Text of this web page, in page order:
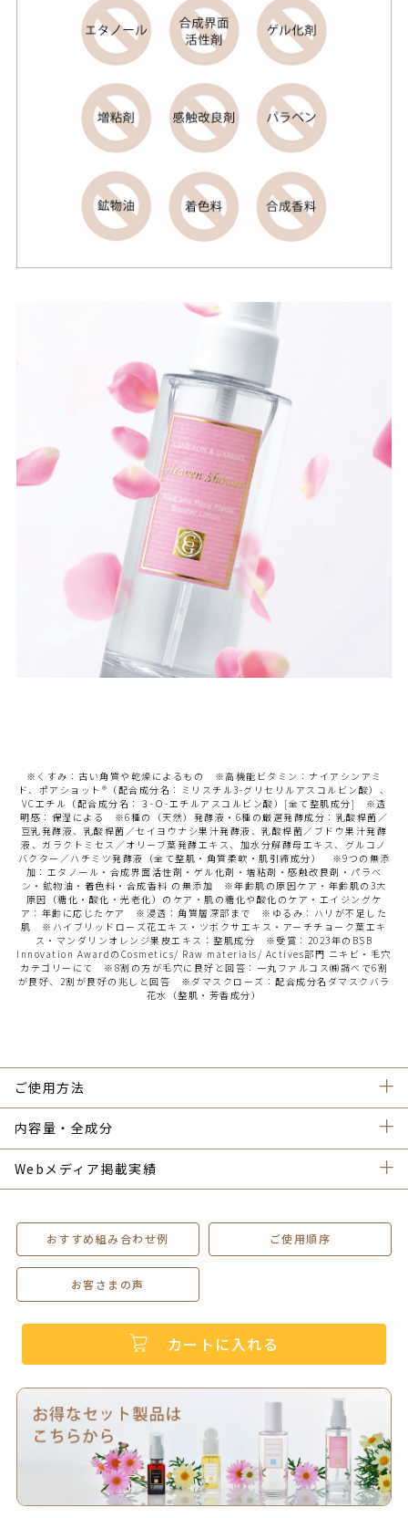
※くすみ：古い角質や乾燥によるもの ※高機能ビタミン：ナイアシンアミ
ド、ポアショット®（配合成分名：ミリスチル3-グリセリルアスコルビン酸）、
VCエチル（配合成分名：３-Ｏ-エチルアスコルビン酸）[全て整肌成分] ※透
明感：保湿による ※6種の（天然）発酵液・6種の厳選発酵成分：乳酸桿菌／
豆乳発酵液、乳酸桿菌／セイヨウナシ果汁発酵液、乳酸桿菌／ブドウ果汁発酵
液、ガラクトミセス／オリーブ葉発酵エキス、加水分解酵母エキス、グルコノ
バクター／ハチミツ発酵液（全て整肌・角質柔軟・肌引締成分） ※9つの無添
加：エタノール・合成界面活性剤・ゲル化剤・増粘剤・感触改良剤・パラベ
ン・鉱物油・着色料・合成香料 の無添加 ※年齢肌の原因ケア・年齢肌の3大
原因（糖化・酸化・光老化）のケア・肌の糖化や酸化のケア・エイジングケ
ア：年齢に応じたケア ※浸透：角質層深部まで ※ゆるみ：ハリが不足した
肌 ※ハイブリッドローズ花エキス・ツボクサエキス・アーチチョーク葉エキ
ス・マンダリンオレンジ果皮エキス：整肌成分 ※受賞：2023年のBSB
Innovation AwardのCosmetics/ Raw materials/ Actives部門 ニキビ・毛穴
カテゴリーにて ※8割の方が毛穴に良好と回答：一丸ファルコス㈱調べで6割
が良好、2割が良好の兆しと回答 ※ダマスクローズ：配合成分名ダマスクバラ
花水（整肌・芳香成分）
ご使用方法
内容量・全成分
Webメディア掲載実績
おすすめ組み合わせ例 ご使用順序
お客さまの声
カートに入れる